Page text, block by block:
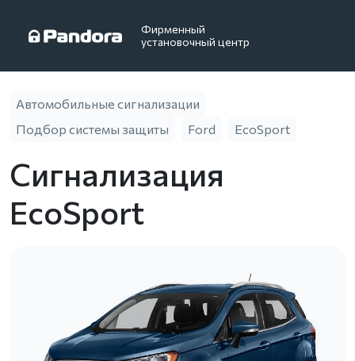
Фирменный
установочный центр
Автомобильные сигнализации
Подбор системы защиты
Ford EcoSport
Сигнализация
EcoSport